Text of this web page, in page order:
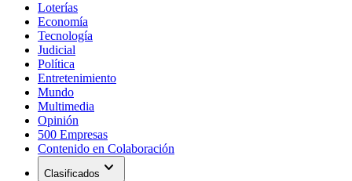
Loterías
Economía
Tecnología
Judicial
Política
Entretenimiento
Mundo
Multimedia
Opinión
500 Empresas
Contenido en Colaboración
Clasificados expand_more